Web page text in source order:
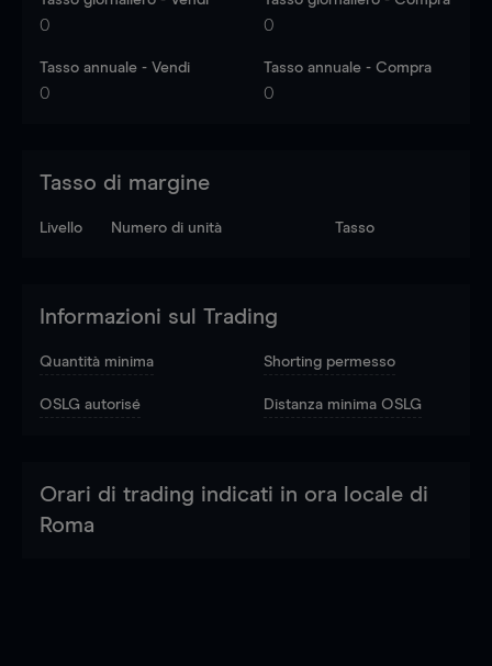
0 0
Tasso annuale - Vendi
0
Tasso annuale - Compra
0
Tasso di margine
Livello Numero di unità Tasso
Informazioni sul Trading
Quantità minima Shorting permesso
OSLG autorisé Distanza minima OSLG
Orari di trading indicati in ora locale di
Roma